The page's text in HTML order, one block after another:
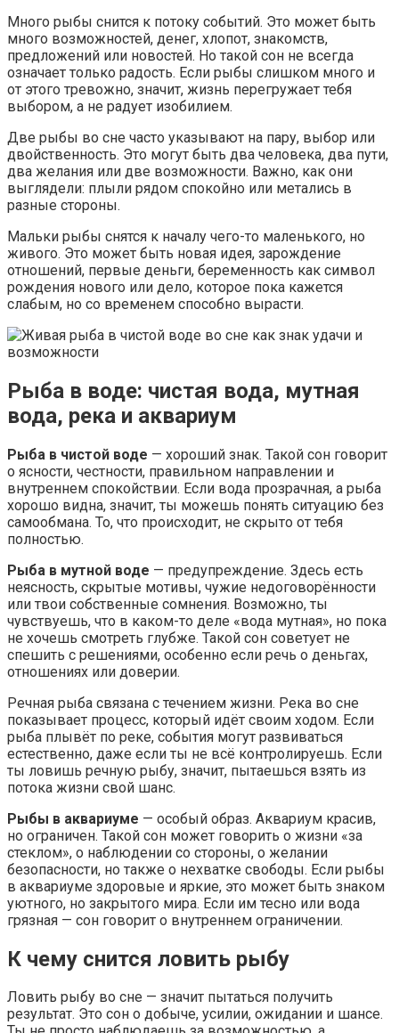
Много рыбы снится к потоку событий. Это может быть
много возможностей, денег, хлопот, знакомств,
предложений или новостей. Но такой сон не всегда
означает только радость. Если рыбы слишком много и
от этого тревожно, значит, жизнь перегружает тебя
выбором, а не радует изобилием.
Две рыбы во сне часто указывают на пару, выбор или
двойственность. Это могут быть два человека, два пути,
два желания или две возможности. Важно, как они
выглядели: плыли рядом спокойно или метались в
разные стороны.
Мальки рыбы снятся к началу чего-то маленького, но
живого. Это может быть новая идея, зарождение
отношений, первые деньги, беременность как символ
рождения нового или дело, которое пока кажется
слабым, но со временем способно вырасти.
Рыба в воде: чистая вода, мутная
вода, река и аквариум
Рыба в чистой воде — хороший знак. Такой сон говорит
о ясности, честности, правильном направлении и
внутреннем спокойствии. Если вода прозрачная, а рыба
хорошо видна, значит, ты можешь понять ситуацию без
самообмана. То, что происходит, не скрыто от тебя
полностью.
Рыба в мутной воде — предупреждение. Здесь есть
неясность, скрытые мотивы, чужие недоговорённости
или твои собственные сомнения. Возможно, ты
чувствуешь, что в каком-то деле «вода мутная», но пока
не хочешь смотреть глубже. Такой сон советует не
спешить с решениями, особенно если речь о деньгах,
отношениях или доверии.
Речная рыба связана с течением жизни. Река во сне
показывает процесс, который идёт своим ходом. Если
рыба плывёт по реке, события могут развиваться
естественно, даже если ты не всё контролируешь. Если
ты ловишь речную рыбу, значит, пытаешься взять из
потока жизни свой шанс.
Рыбы в аквариуме — особый образ. Аквариум красив,
но ограничен. Такой сон может говорить о жизни «за
стеклом», о наблюдении со стороны, о желании
безопасности, но также о нехватке свободы. Если рыбы
в аквариуме здоровые и яркие, это может быть знаком
уютного, но закрытого мира. Если им тесно или вода
грязная — сон говорит о внутреннем ограничении.
К чему снится ловить рыбу
Ловить рыбу во сне — значит пытаться получить
результат. Это сон о добыче, усилии, ожидании и шансе.